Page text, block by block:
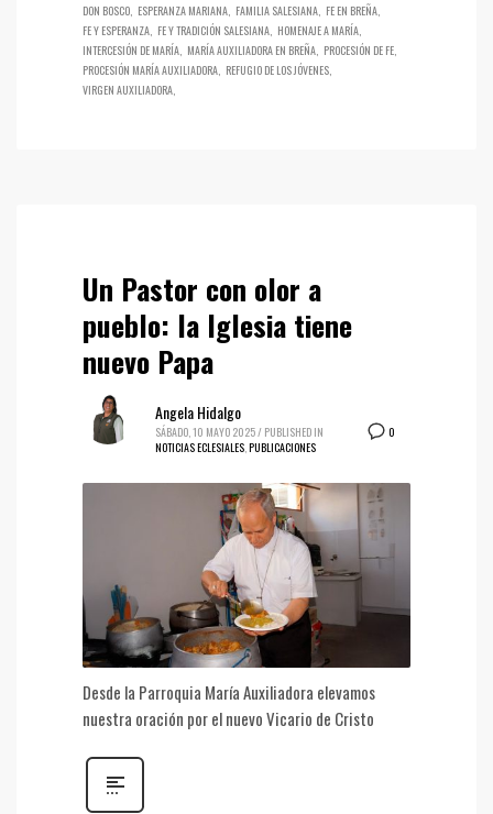
DON BOSCO ESPERANZA MARIANA FAMILIA SALESIANA FE EN BREÑA
FE Y ESPERANZA FE Y TRADICIÓN SALESIANA HOMENAJE A MARÍA
INTERCESIÓN DE MARÍA MARÍA AUXILIADORA EN BREÑA PROCESIÓN DE FE
PROCESIÓN MARÍA AUXILIADORA REFUGIO DE LOS JÓVENES
VIRGEN AUXILIADORA
Un Pastor con olor a
pueblo: la Iglesia tiene
nuevo Papa
0
Angela Hidalgo
SÁBADO, 10 MAYO 2025/ PUBLISHED IN
NOTICIAS ECLESIALES PUBLICACIONES
Desde la Parroquia María Auxiliadora elevamos
nuestra oración por el nuevo Vicario de Cristo